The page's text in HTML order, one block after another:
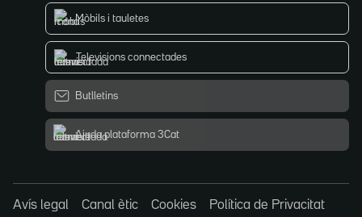
Mòbils i tauletes
Televisions connectades
Butlletins
Ajuda plataforma 3Cat
Avís legal Canal ètic Cookies
Política de Privacitat